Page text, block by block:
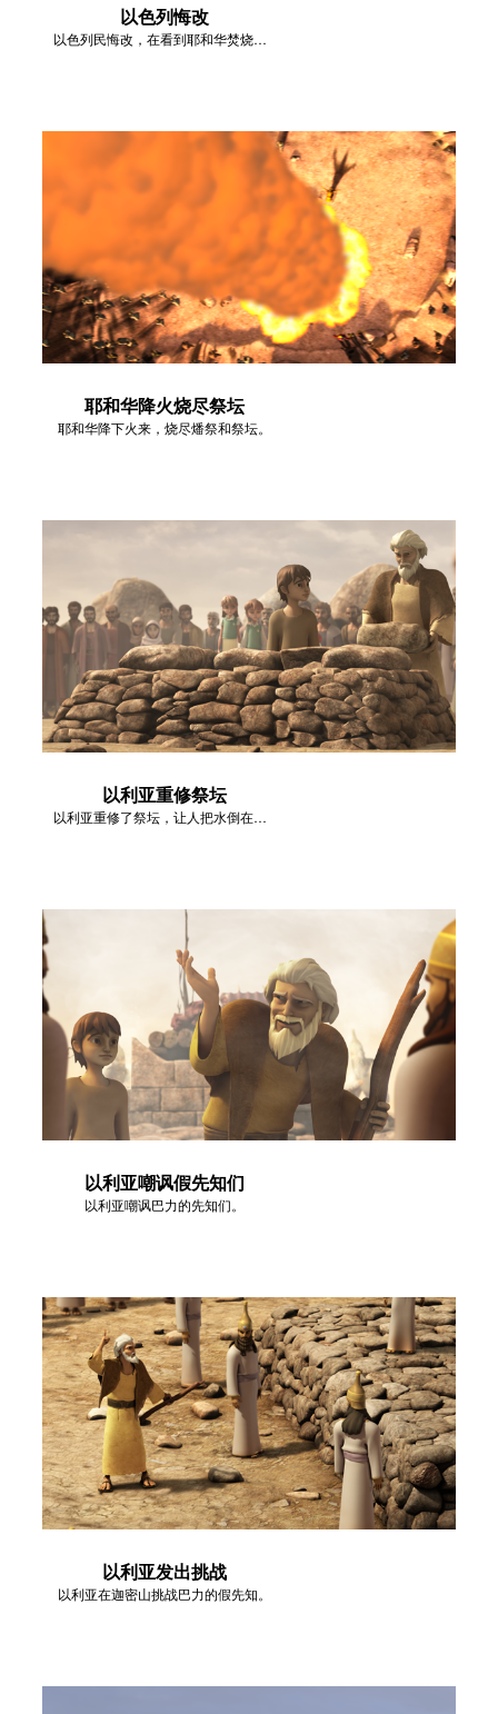
以色列悔改
以色列民悔改，在看到耶和华焚烧祭坛后称耶和华是神。
耶和华降火烧尽祭坛
耶和华降下火来，烧尽燔祭和祭坛。
以利亚重修祭坛
以利亚重修了祭坛，让人把水倒在坛上。
以利亚嘲讽假先知们
以利亚嘲讽巴力的先知们。
以利亚发出挑战
以利亚在迦密山挑战巴力的假先知。